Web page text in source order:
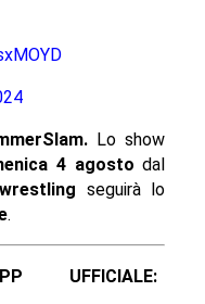
Lo show
4 agosto dal
seguirà lo
.
UFFICIALE: